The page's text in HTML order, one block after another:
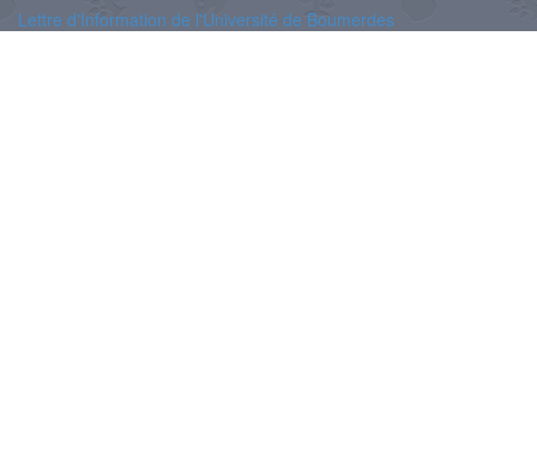
Lettre d'Information de l'Université de Boumerdes